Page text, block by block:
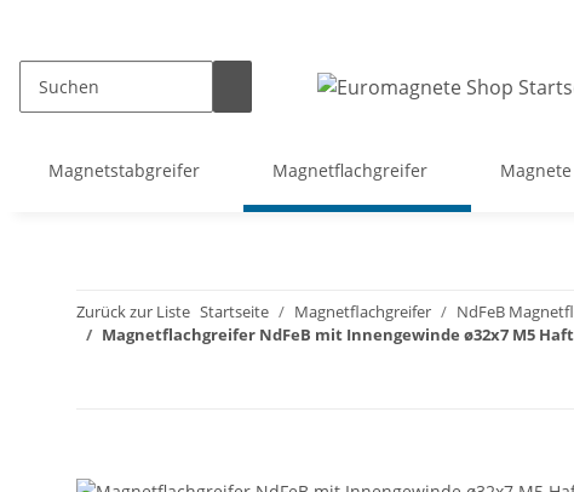
Magnetstabgreifer Magnetflachgreifer Magnete
Zurück zur Liste Startseite Magnetflachgreifer NdFeB
Magnetflachgreifer NdFeB mit Innengewinde ø32x7 M5